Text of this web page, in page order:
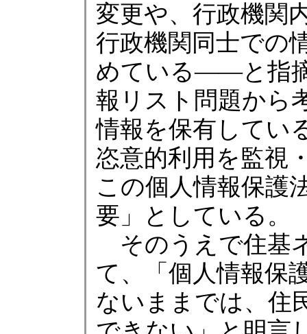
変更や、行政機関
行政機関同士での
めている――と指
報リスト問題から
情報を保有してい
恣意的利用を監視
この個人情報保護
要」としている。
そのうえで住基
て、「個人情報保
ないままでは、住